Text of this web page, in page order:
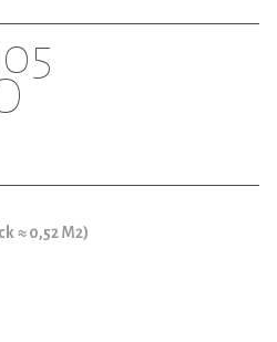
≈ 0,52 M2)